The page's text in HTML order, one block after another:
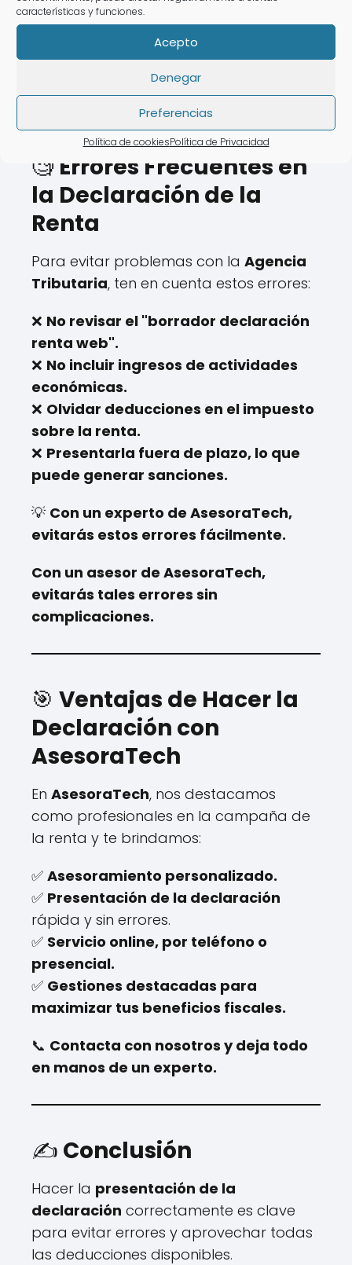
características y funciones.
Acepto
Denegar
Preferencias
Política de cookiesPolítica de Privacidad
❌ Tiempo de espera elevado.
💡 ConAsesoraTechpuedes realizar tu
declaración sin salir de
🧐 Errores Frecuentes en
la Declaración de la
Renta
Para evitar problemas con la Agencia
Tributaria, ten en cuenta estos errores:
❌ No revisar el "borrador declaración
renta web".
❌ No incluir ingresos de actividades
económicas.
❌ Olvidar deducciones en el impuesto
sobre la renta.
❌ Presentarla fuera de plazo, lo que
puede generar sanciones.
💡 Con un experto de AsesoraTech,
evitarás estos errores fácilmente.
Con un asesor de AsesoraTech,
evitarás tales errores sin
complicaciones.
🎯 Ventajas de Hacer la
Declaración con
AsesoraTech
En AsesoraTech, nos destacamos
como profesionales en la campaña de
la renta y te brindamos:
✅ Asesoramiento personalizado.
✅ Presentación de la declaración
rápida y sin errores.
✅ Servicio online, por teléfono o
presencial.
✅ Gestiones destacadas para
maximizar tus beneficios fiscales.
📞 Contacta con nosotros y deja todo
en manos de un experto.
✍️ Conclusión
Hacer la presentación de la
declaración correctamente es clave
para evitar errores y aprovechar todas
las deducciones disponibles.